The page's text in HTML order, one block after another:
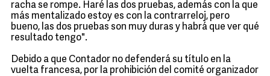
racha se rompe. Haré las dos pruebas, además con la que
más mentalizado estoy es con la contrarreloj, pero
bueno, las dos pruebas son muy duras y habrá que ver qué
resultado tengo".
Debido a que Contador no defenderá su título en la
vuelta francesa, por la prohibición del comité organizador